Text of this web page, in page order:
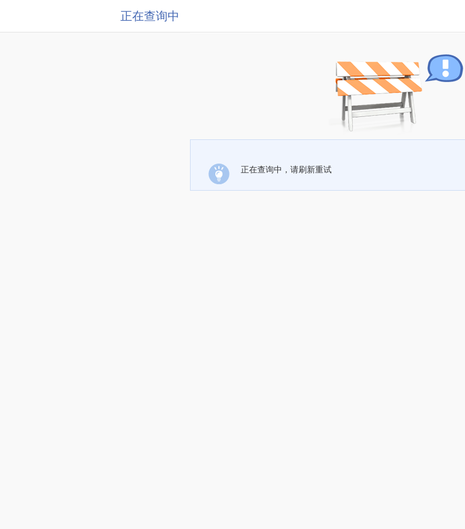
正在查询中
正在查询中，请刷新重试